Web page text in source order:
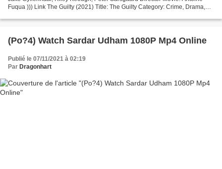
Fuqua ))) Link The Guilty (2021) Title: The Guilty Category: Crime, Drama,
(Po?4) Watch Sardar Udham 1080P Mp4 Online
Publié le 07/11/2021 à 02:19
Par Dragonhart